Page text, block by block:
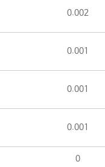
0.002
0.001
0.001
0.001
0